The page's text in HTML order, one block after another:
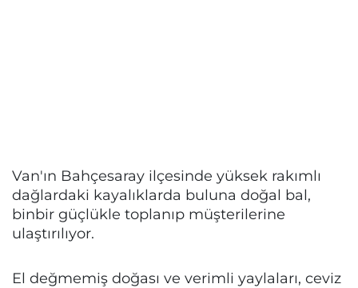
Van'ın Bahçesaray ilçesinde yüksek rakımlı
dağlardaki kayalıklarda buluna doğal bal,
binbir güçlükle toplanıp müşterilerine
ulaştırılıyor.
El değmemiş doğası ve verimli yaylaları, ceviz